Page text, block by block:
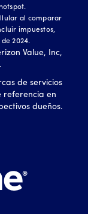
al comparar
impuestos,
2024.
Value, Inc,
de servicios
referencia en
dueños.